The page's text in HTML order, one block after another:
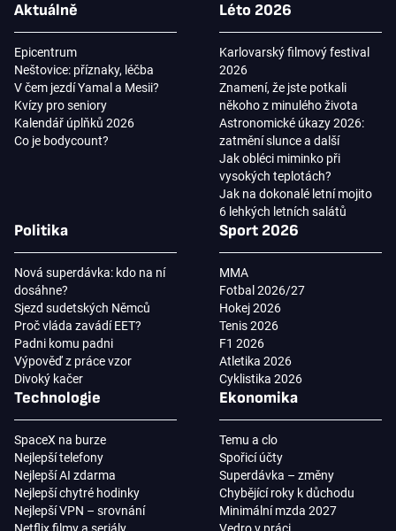
Aktuálně
Epicentrum
Neštovice: příznaky, léčba
V čem jezdí Yamal a Mesii?
Kvízy pro seniory
Kalendář úplňků 2026
Co je bodycount?
Léto 2026
Karlovarský filmový festival
2026
Znamení, že jste potkali
někoho z minulého života
Astronomické úkazy 2026:
zatmění slunce a další
Jak obléci miminko při
vysokých teplotách?
Jak na dokonalé letní mojito
6 lehkých letních salátů
Politika
Nová superdávka: kdo na ní
dosáhne?
Sjezd sudetských Němců
Proč vláda zavádí EET?
Padni komu padni
Výpověď z práce vzor
Divoký kačer
Sport 2026
MMA
Fotbal 2026/27
Hokej 2026
Tenis 2026
F1 2026
Atletika 2026
Cyklistika 2026
Technologie
SpaceX na burze
Nejlepší telefony
Nejlepší AI zdarma
Nejlepší chytré hodinky
Nejlepší VPN – srovnání
Ekonomika
Temu a clo
Spořicí účty
Superdávka – změny
Chybějící roky k důchodu
Minimální mzda 2027